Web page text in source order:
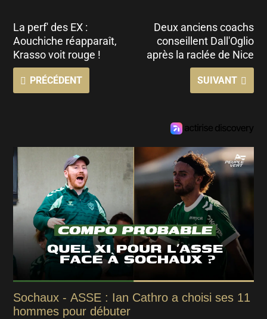
La perf' des EX :
Aouchiche réapparaît,
Krasso voit rouge !
PRÉCÉDENT
Deux anciens coachs
conseillent Dall'Oglio
après la raclée de Nice
SUIVANT
Sochaux - ASSE : Ian Cathro a choisi ses 11
hommes pour débuter